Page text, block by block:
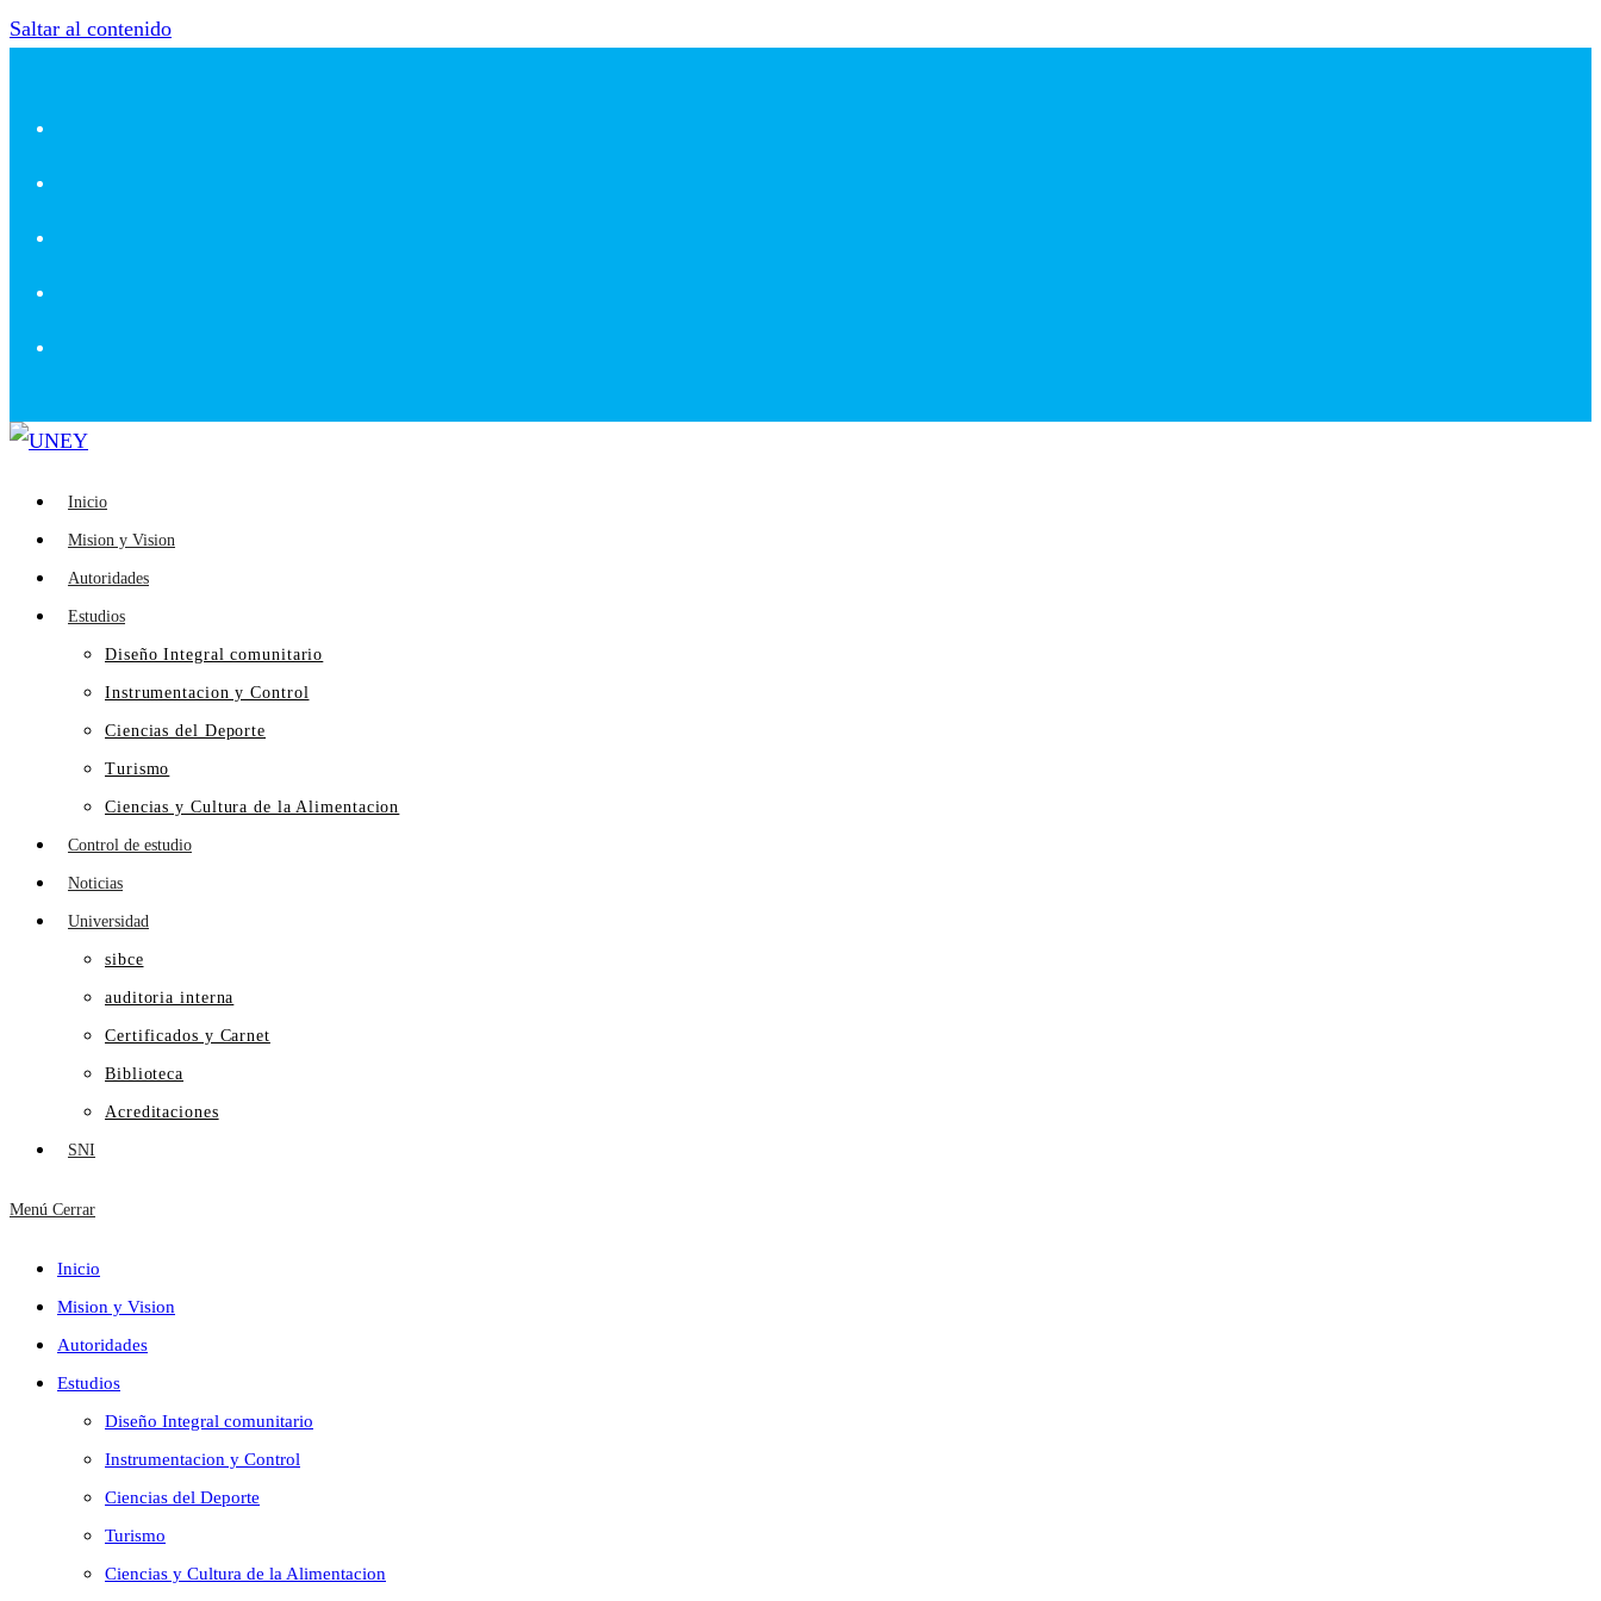
Saltar al contenido
Inicio
Mision y Vision
Autoridades
Estudios
Diseño Integral comunitario
Instrumentacion y Control
Ciencias del Deporte
Turismo
Ciencias y Cultura de la Alimentacion
Control de estudio
Noticias
Universidad
sibce
auditoria interna
Certificados y Carnet
Biblioteca
Acreditaciones
SNI
Menú Cerrar
Inicio
Mision y Vision
Autoridades
Estudios
Diseño Integral comunitario
Instrumentacion y Control
Ciencias del Deporte
Turismo
Ciencias y Cultura de la Alimentacion